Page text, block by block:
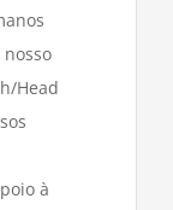
Head
à